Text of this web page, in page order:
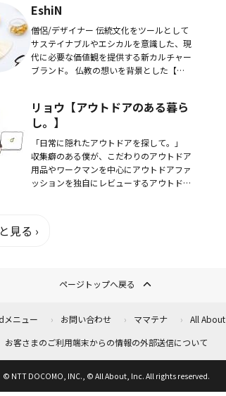
で、わかりやす...
EshiN
僧侶/デザイナー 伝統文化をツールとして
サステイナブルやエシカルを意識した、現
代に必要な価値観を提供する新カルチャー
ブランド。 仏教の想いを背景とした【改
抜いた...
リョウ【アウトドアのある暮ら
し。】
「日常に隠れたアウトドアを探して。」
収集癖のある僕が、こだわりのアウトドア
用品やワークマンを中心にアウトドアファ
ッションを独自にレビューするアウトドア
見る ›
ページトップへ戻る
メニュー お問い合わせ ママテナ All About
お客さまのご利用端末からの情報の外部送信について
© NTT DOCOMO, INC., © All About, Inc. All rights reserved.